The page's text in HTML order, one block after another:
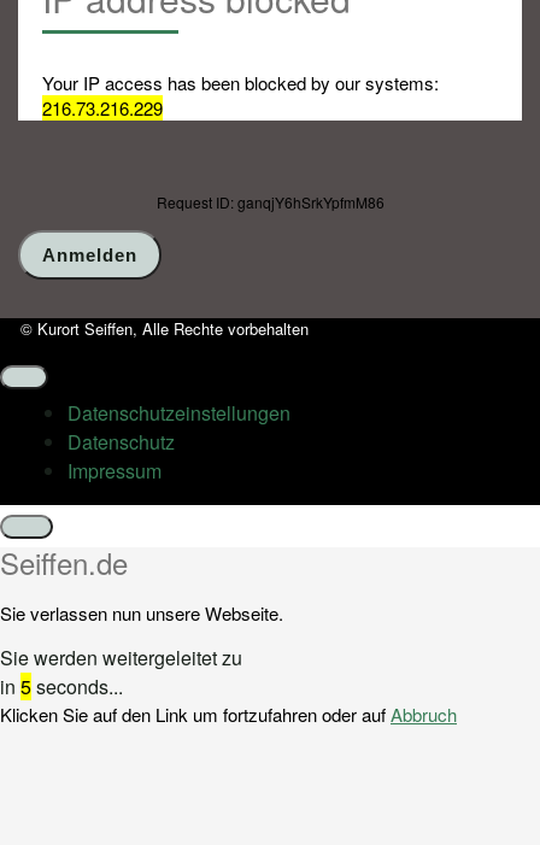
Your IP access has been blocked by our systems:
216.73.216.229
Request ID: ganqjY6hSrkYpfmM86
© Kurort Seiffen, Alle Rechte vorbehalten
Datenschutz­einstellungen
Datenschutz
Impressum
Schließen
Seiffen.de
Sie verlassen nun unsere Webseite.
Sie werden weitergeleitet zu
in 5seconds...
Klicken Sie auf den Link um fortzufahren oder aufAbbruch